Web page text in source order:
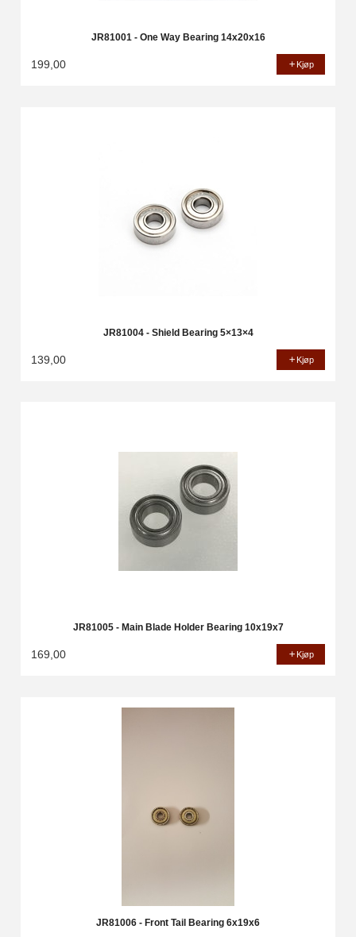
JR81001 - One Way Bearing 14x20x16
199,00 Kjøp
JR81004 - Shield Bearing 5×13×4
139,00 Kjøp
JR81005 - Main Blade Holder Bearing 10x19x7
169,00 Kjøp
JR81006 - Front Tail Bearing 6x19x6